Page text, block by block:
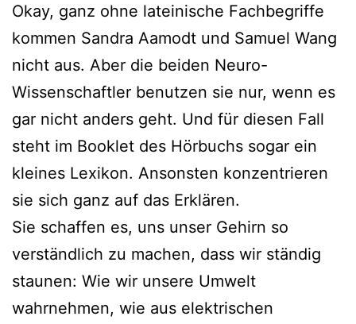
Okay, ganz ohne lateinische Fachbegriffe
kommen Sandra Aamodt und Samuel Wang
nicht aus. Aber die beiden Neuro-
Wissenschaftler benutzen sie nur, wenn es
gar nicht anders geht. Und für diesen Fall
steht im Booklet des Hörbuchs sogar ein
kleines Lexikon. Ansonsten konzentrieren
sie sich ganz auf das Erklären.
Sie schaffen es, uns unser Gehirn so
verständlich zu machen, dass wir ständig
staunen: Wie wir unsere Umwelt
wahrnehmen, wie aus elektrischen